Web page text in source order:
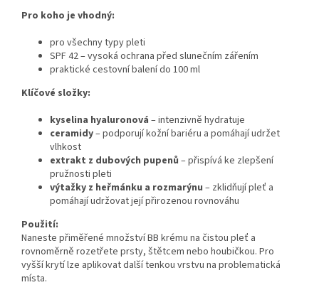
Pro koho je vhodný:
pro všechny typy pleti
SPF 42 – vysoká ochrana před slunečním zářením
praktické cestovní balení do 100 ml
Klíčové složky:
kyselina hyaluronová – intenzivně hydratuje
ceramidy– podporují kožní bariéru a pomáhají udržet
vlhkost
extrakt z dubových pupenů – přispívá ke zlepšení
pružnosti pleti
výtažky z heřmánku a rozmarýnu – zklidňují pleť a
pomáhají udržovat její přirozenou rovnováhu
Použití:
Naneste přiměřené množství BB krému na čistou pleť a
rovnoměrně rozetřete prsty, štětcem nebo houbičkou. Pro
vyšší krytí lze aplikovat další tenkou vrstvu na problematická
místa.